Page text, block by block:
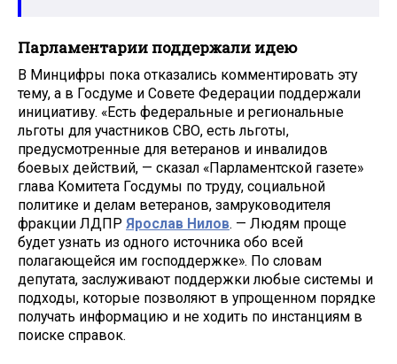
Парламентарии поддержали идею
В Минцифры пока отказались комментировать эту
тему, а в Госдуме и Совете Федерации поддержали
инициативу. «Есть федеральные и региональные
льготы для участников СВО, есть льготы,
предусмотренные для ветеранов и инвалидов
боевых действий, — сказал «Парламентской газете»
глава Комитета Госдумы по труду, социальной
политике и делам ветеранов, замруководителя
фракции ЛДПР Ярослав Нилов. — Людям проще
будет узнать из одного источника обо всей
полагающейся им господдержке». По словам
депутата, заслуживают поддержки любые системы и
подходы, которые позволяют в упрощенном порядке
получать информацию и не ходить по инстанциям в
поиске справок.